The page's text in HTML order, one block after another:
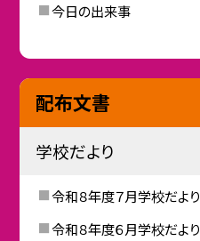
今日の出来事
配布文書
学校だより
令和８年度７月学校だより
令和８年度６月学校だより